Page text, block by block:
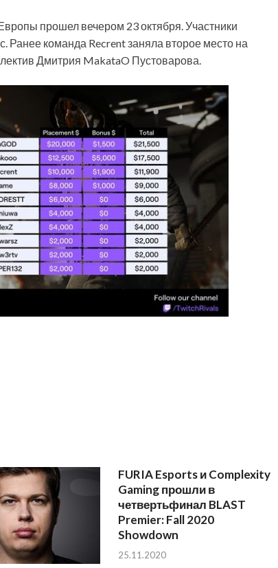
прошел вечером 23 октября. Участники
Ранее команда Recrent заняла второе место на
Дмитрия MakataO Пустоварова.
FURIA Esports и Complexity
Gaming прошли в
четвертьфинал BLAST
Premier: Fall 2020
Showdown
25.11.2020